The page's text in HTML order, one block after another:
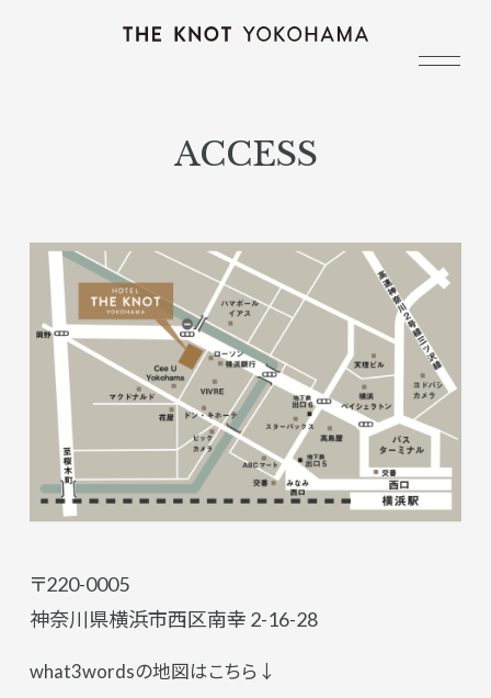
ACCESS
〒220-0005
神奈川県横浜市西区南幸 2-16-28
what3wordsの地図はこちら↓